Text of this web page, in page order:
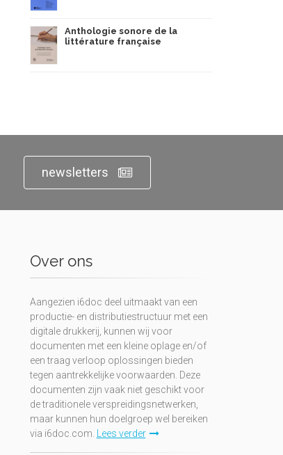
Anthologie sonore de la
littérature française
newsletters
Over ons
Aangezien i6doc deel uitmaakt van een
productie- en distributiestructuur met een
digitale drukkerij, kunnen wij voor
documenten met een kleine oplage en/of
een traag verloop oplossingen bieden
tegen aantrekkelijke voorwaarden. Deze
documenten zijn vaak niet geschikt voor
de traditionele verspreidingsnetwerken,
maar kunnen hun doelgroep wel bereiken
via i6doc.com. Lees verder